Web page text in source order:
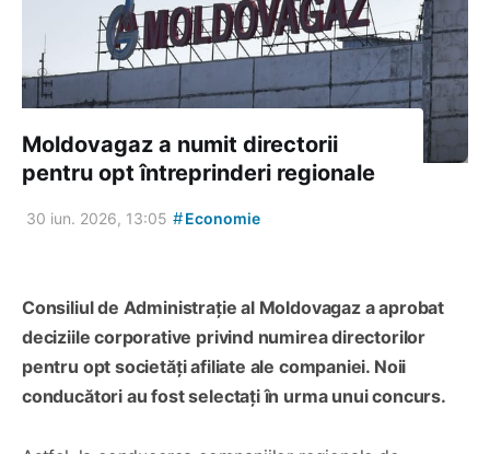
Moldovagaz a numit directorii
pentru opt întreprinderi regionale
30 iun. 2026, 13:05 #Economie
Consiliul de Administrație al Moldovagaz a aprobat
deciziile corporative privind numirea directorilor
pentru opt societăți afiliate ale companiei. Noii
conducători au fost selectați în urma unui concurs.